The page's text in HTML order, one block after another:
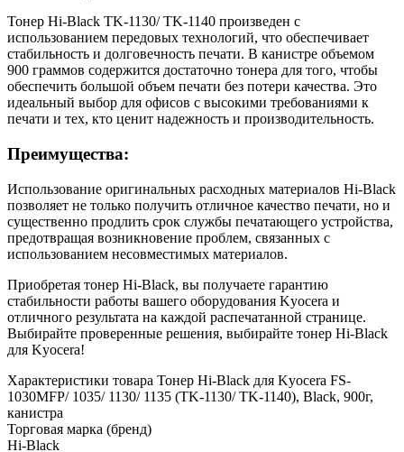
Тонер Hi-Black TK-1130/ TK-1140 произведен с
использованием передовых технологий, что обеспечивает
стабильность и долговечность печати. В канистре объемом
900 граммов содержится достаточно тонера для того, чтобы
обеспечить большой объем печати без потери качества. Это
идеальный выбор для офисов с высокими требованиями к
печати и тех, кто ценит надежность и производительность.
Преимущества:
Использование оригинальных расходных материалов Hi-Black
позволяет не только получить отличное качество печати, но и
существенно продлить срок службы печатающего устройства,
предотвращая возникновение проблем, связанных с
использованием несовместимых материалов.
Приобретая тонер Hi-Black, вы получаете гарантию
стабильности работы вашего оборудования Kyocera и
отличного результата на каждой распечатанной странице.
Выбирайте проверенные решения, выбирайте тонер Hi-Black
для Kyocera!
Характеристики товара Тонер Hi-Black для Kyocera FS-
1030MFP/ 1035/ 1130/ 1135 (TK-1130/ TK-1140), Black, 900г,
канистра
Торговая марка (бренд)
Hi-Black